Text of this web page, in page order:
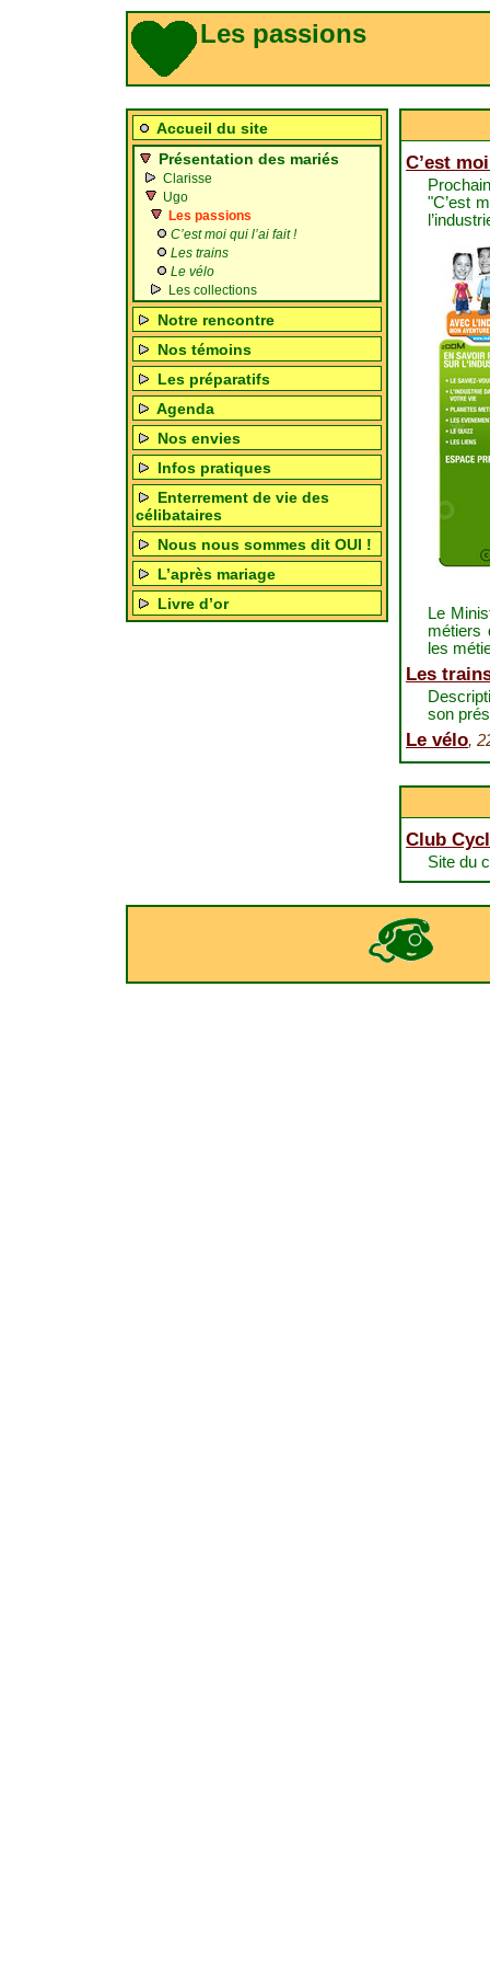
Les passions
Accueil du site
Présentation des mariés
Clarisse
Ugo
Les passions
C’est moi qui l’ai fait !
Les trains
Le vélo
Les collections
Notre rencontre
Nos témoins
Les préparatifs
Agenda
Nos envies
Infos pratiques
Enterrement de vie des
célibataires
Nous nous sommes dit OUI !
L’après mariage
Livre d’or
C’est
"C’est
Le
métiers
les
Les
son
Le vélo,
Club
Site du